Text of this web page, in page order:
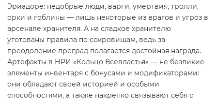
Эриадоре: недобрые люди, варги, умертвия, тролли,
орки и гоблины — лишь некоторые из врагов и угроз в
арсенале хранителя. А на сладкое хранителю
уготованы правила по сокровищам, ведь за
преодоление преград полагается достойная награда.
Артефакты в НРИ «Кольцо Всевластья» — не безликие
элементы инвентаря с бонусами и модификаторами:
они обладают своей историей и особыми
способностями, а также накрепко связывают себя с